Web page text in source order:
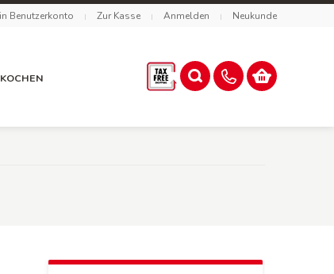
Benutzerkonto Zur Kasse Anmelden Neukunde
KOCHEN